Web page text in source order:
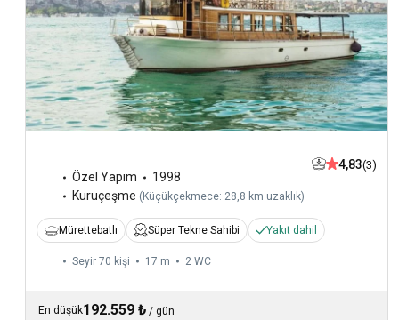
Özel Yapım
1998
Kuruçeşme ( Küçükçekmece: 28,8 km uzaklık)
4,83(3)
Mürettebatlı Süper Tekne Sahibi Yakıt dahil
Seyir 70 kişi 17 m 2 WC
En düşük192.559 ₺ / gün